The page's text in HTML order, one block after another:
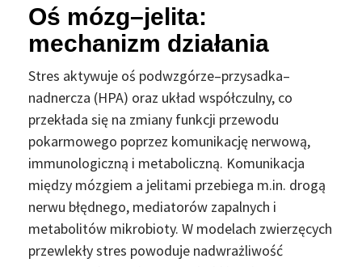
Oś mózg–jelita:
mechanizm działania
Stres aktywuje oś podwzgórze–przysadka–
nadnercza (HPA) oraz układ współczulny, co
przekłada się na zmiany funkcji przewodu
pokarmowego poprzez komunikację nerwową,
immunologiczną i metaboliczną. Komunikacja
między mózgiem a jelitami przebiega m.in. drogą
nerwu błędnego, mediatorów zapalnych i
metabolitów mikrobioty. W modelach zwierzęcych
przewlekły stres powoduje nadwrażliwość